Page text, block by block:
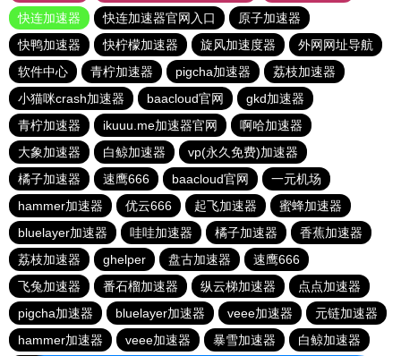
快连加速器
快连加速器官网入口
原子加速器
快鸭加速器
快柠檬加速器 旋风加速度器
外网网址导航
软件中心
青柠加速器 pigcha加速器
荔枝加速器
小猫咪crash加速器
baacloud官网
gkd加速器
青柠加速器
ikuuu.me加速器官网
啊哈加速器
大象加速器
白鲸加速器
vp(永久免费)加速器
橘子加速器
速鹰666 baacloud官网
一元机场
hammer加速器
优云666 起飞加速器
蜜蜂加速器
bluelayer加速器
哇哇加速器 橘子加速器
香蕉加速器
荔枝加速器
ghelper 盘古加速器
速鹰666
飞兔加速器
番石榴加速器 纵云梯加速器
点点加速器
pigcha加速器
bluelayer加速器 veee加速器
元链加速器
hammer加速器
veee加速器 暴雪加速器 白鲸加速器